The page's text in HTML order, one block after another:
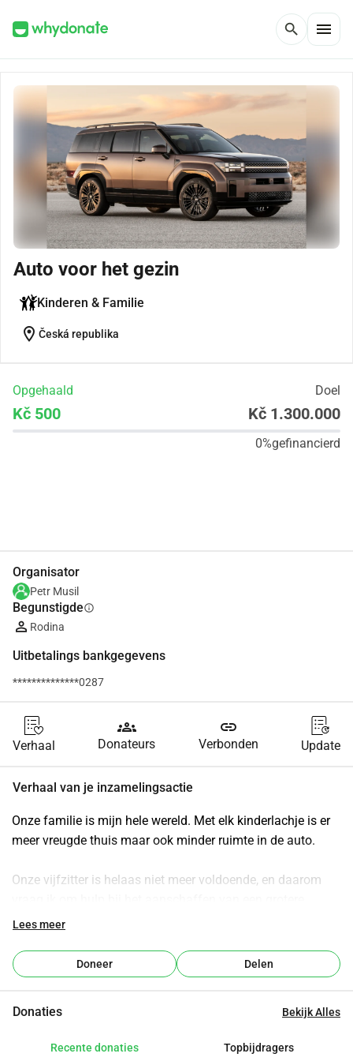
search menu
Auto voor het gezin
Kinderen & Familie
location_on Česká republika
Opgehaald Doel
Kč 500 Kč 1.300.000
0%gefinancierd
Organisator
Petr Musil
Begunstigdeinfo
Rodina
Uitbetalings bankgegevens
**************0287
Verhaal
groups
Donateurs
link
Verbonden Update
Verhaal van je inzamelingsactie
Onze familie is mijn hele wereld. Met elk kinderlachje is er
meer vreugde thuis maar ook minder ruimte in de auto.
Onze vijfzitter is helaas niet meer voldoende, en daarom
gezinsauto.
zelfs een kleine gift kan ons helpen om de kinderen
comfort en veiligheid te bieden.
De ingezamelde fondsen zullen worden gebruikt voor de
Lees meer
Doneer Delen
Donaties Bekijk Alles
Recente donaties Topbijdragers